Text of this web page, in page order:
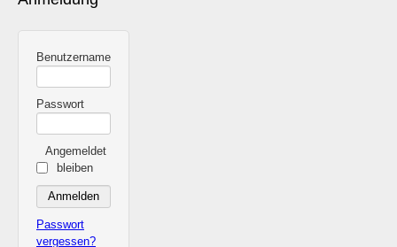
Benutzername
Passwort
Angemeldet
bleiben
Passwort
vergessen?